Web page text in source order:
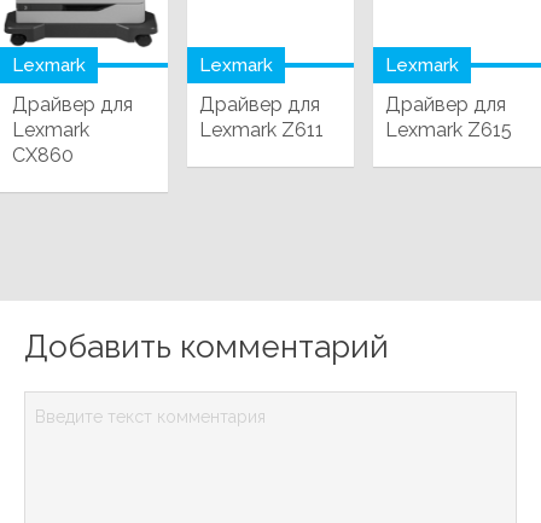
Lexmark
Драйвер для
Lexmark
CX860
Lexmark
Драйвер для
Lexmark Z611
Lexmark
Драйвер для
Lexmark Z615
Добавить комментарий